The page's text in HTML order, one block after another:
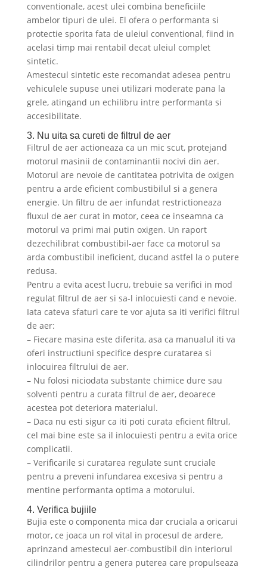
conventionale, acest ulei combina beneficiile
ambelor tipuri de ulei. El ofera o performanta si
protectie sporita fata de uleiul conventional, fiind in
acelasi timp mai rentabil decat uleiul complet
sintetic.
Amestecul sintetic este recomandat adesea pentru
vehiculele supuse unei utilizari moderate pana la
grele, atingand un echilibru intre performanta si
accesibilitate.
3. Nu uita sa cureti de filtrul de aer
Filtrul de aer actioneaza ca un mic scut, protejand
motorul masinii de contaminantii nocivi din aer.
Motorul are nevoie de cantitatea potrivita de oxigen
pentru a arde eficient combustibilul si a genera
energie. Un filtru de aer infundat restrictioneaza
fluxul de aer curat in motor, ceea ce inseamna ca
motorul va primi mai putin oxigen. Un raport
dezechilibrat combustibil-aer face ca motorul sa
arda combustibil ineficient, ducand astfel la o putere
redusa.
Pentru a evita acest lucru, trebuie sa verifici in mod
regulat filtrul de aer si sa-l inlocuiesti cand e nevoie.
Iata cateva sfaturi care te vor ajuta sa iti verifici filtrul
de aer:
– Fiecare masina este diferita, asa ca manualul iti va
oferi instructiuni specifice despre curatarea si
inlocuirea filtrului de aer.
– Nu folosi niciodata substante chimice dure sau
solventi pentru a curata filtrul de aer, deoarece
acestea pot deteriora materialul.
– Daca nu esti sigur ca iti poti curata eficient filtrul,
cel mai bine este sa il inlocuiesti pentru a evita orice
complicatii.
– Verificarile si curatarea regulate sunt cruciale
pentru a preveni infundarea excesiva si pentru a
mentine performanta optima a motorului.
4. Verifica bujiile
Bujia este o componenta mica dar cruciala a oricarui
motor, ce joaca un rol vital in procesul de ardere,
aprinzand amestecul aer-combustibil din interiorul
cilindrilor pentru a genera puterea care propulseaza